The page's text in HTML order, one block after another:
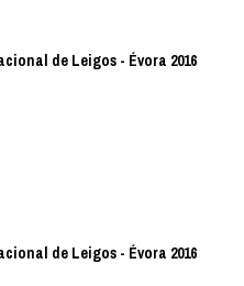
de Leigos - Évora 2016
de Leigos - Évora 2016